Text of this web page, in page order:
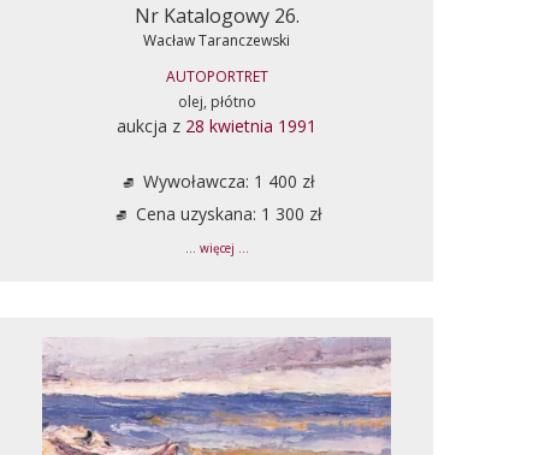
Nr Katalogowy 26.
Wacław Taranczewski
AUTOPORTRET
olej, płótno
aukcja z 28 kwietnia 1991
Wywoławcza: 1 400 zł
Cena uzyskana: 1 300 zł
... więcej ...